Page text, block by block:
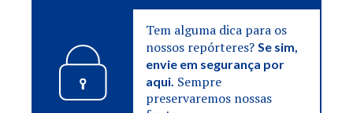
Tem alguma dica para os
nossos repórteres?Se sim,
envie em segurança por
aqui. Sempre
preservaremos nossas